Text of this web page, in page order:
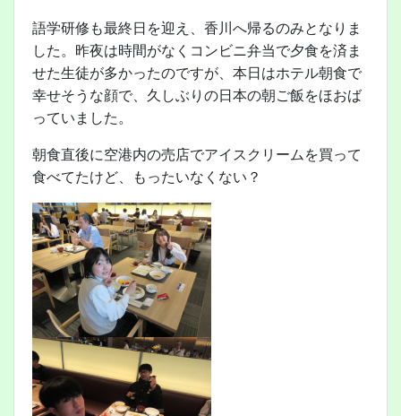
語学研修も最終日を迎え、香川へ帰るのみとなりま
した。昨夜は時間がなくコンビニ弁当で夕食を済ま
せた生徒が多かったのですが、本日はホテル朝食で
幸せそうな顔で、久しぶりの日本の朝ご飯をほおば
っていました。
朝食直後に空港内の売店でアイスクリームを買って
食べてたけど、もったいなくない？